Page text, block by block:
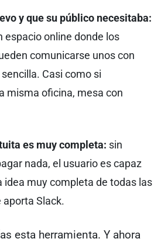
y que su público necesitaba:
espacio online donde los
comunicarse unos con
Casi como si
misma oficina, mesa con
es muy completa: sin
nada, el usuario es capaz
idea muy completa de todas las
aporta Slack.
esta herramienta. Y ahora